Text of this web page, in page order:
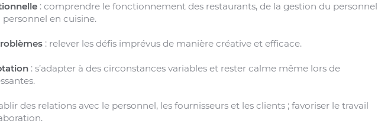
: comprendre le fonctionnement des restaurants, de la gestion du personnel
en cuisine.
: relever les défis imprévus de manière créative et efficace.
: s’adapter à des circonstances variables et rester calme même lors de
des relations avec le personnel, les fournisseurs et les clients ; favoriser le travail